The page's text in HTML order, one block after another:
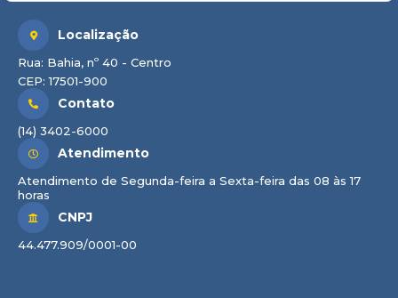
Localização
Rua: Bahia, nº 40 - Centro
CEP: 17501-900
Contato
(14) 3402-6000
Atendimento
Atendimento de Segunda-feira a Sexta-feira das 08 às 17
horas
CNPJ
44.477.909/0001-00